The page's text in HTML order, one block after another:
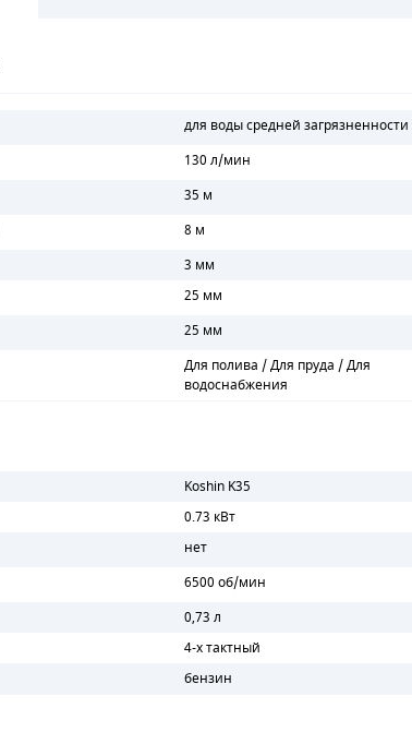
для воды средней загрязненности
130 л/мин
35 м
8 м
3 мм
25 мм
25 мм
Для полива / Для пруда / Для
водоснабжения
Koshin K35
0.73 кВт
нет
6500 об/мин
0,73 л
4-х тактный
бензин